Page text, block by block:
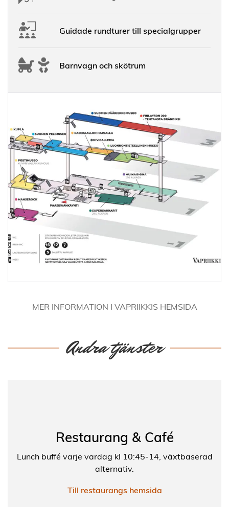
Guidade rundturer till specialgrupper
Barnvagn och skötrum
MER INFORMATION I VAPRIIKKIS HEMSIDA
Andra tjänster
Restaurang & Café
Lunch buffé varje vardag kl 10:45-14, växtbaserad
alternativ.
Till restaurangs hemsida